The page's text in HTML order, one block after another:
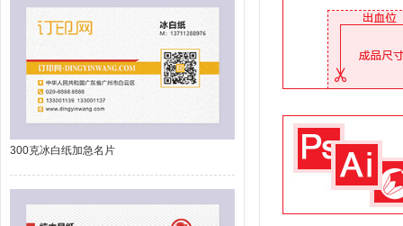
300克冰白纸加急名片